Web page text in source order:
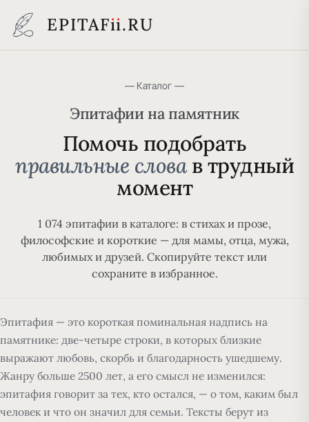
EPITAFii.RU
— Каталог —
Эпитафии на памятник
Помочь подобрать
правильные словав трудный
момент
1 074 эпитафии в каталоге: в стихах и прозе,
философские и короткие — для мамы, отца, мужа,
любимых и друзей. Скопируйте текст или
сохраните в избранное.
Эпитафия — это короткая поминальная надпись на
памятнике: две-четыре строки, в которых близкие
выражают любовь, скорбь и благодарность ушедшему.
Жанру больше 2500 лет, а его смысл не изменился:
эпитафия говорит за тех, кто остался, — о том, каким был
человек и что он значил для семьи. Тексты берут из